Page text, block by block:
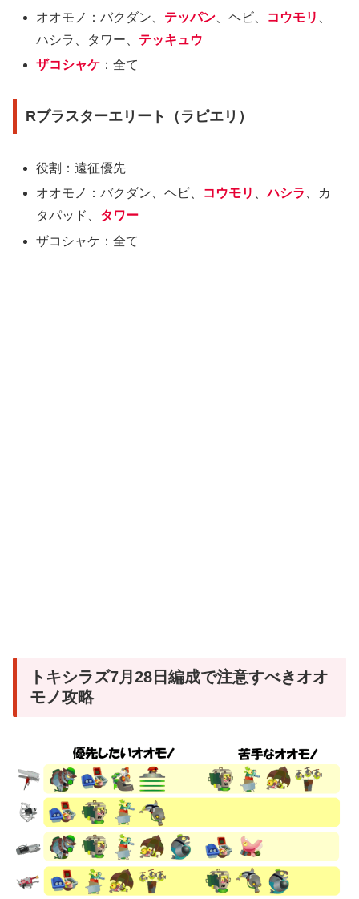
オオモノ：バクダン、 テッパン 、ヘビ、 コウモリ
ハシラ、タワー、 テッキュウ
ザコシャケ ：全て
Rブラスターエリート（ラピエリ）
役割：遠征優先
オオモノ：バクダン、ヘビ、 コウモリ 、ハシラ 、カ
タパッド、 タワー
ザコシャケ：全て
トキシラズ7月28日編成で注意すべきオオ
モノ攻略